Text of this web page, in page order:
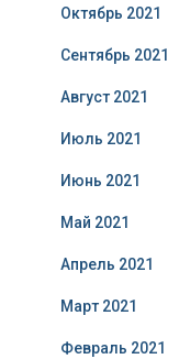
Октябрь 2021
Сентябрь 2021
Август 2021
Июль 2021
Июнь 2021
Май 2021
Апрель 2021
Март 2021
Февраль 2021